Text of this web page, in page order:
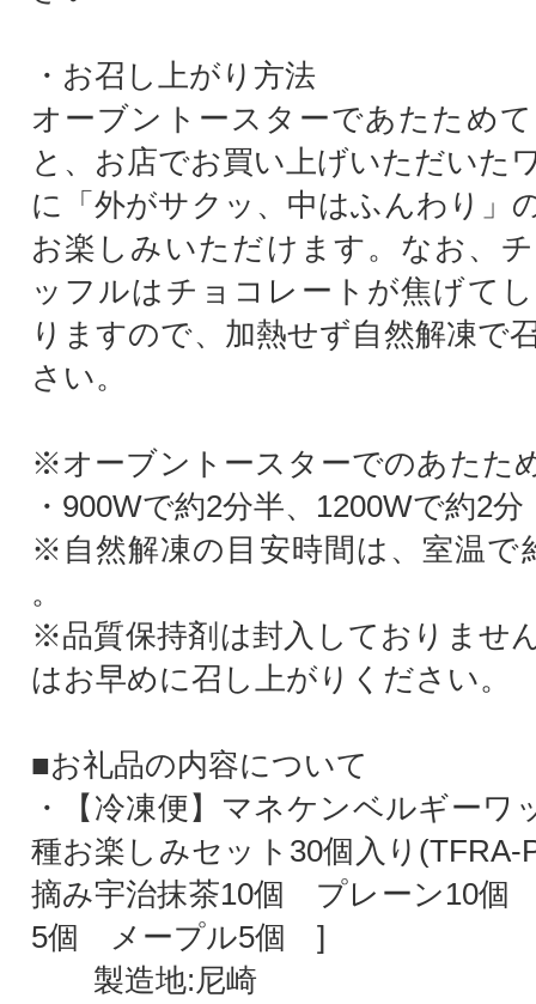
・お召し上がり方法
オーブントースターであたため
と、お店でお買い上げいただいた
に「外がサクッ、中はふんわり」
お楽しみいただけます。なお、
ッフルはチョコレートが焦げて
りますので、加熱せず自然解凍で
さい。
※オーブントースターでのあたた
・900Wで約2分半、1200Wで約2分
※自然解凍の目安時間は、室温で
。
※品質保持剤は封入しておりませ
はお早めに召し上がりください。
■お礼品の内容について
・【冷凍便】マネケンベルギーワ
種お楽しみセット30個入り(TFRA-
摘み宇治抹茶10個 プレーン10個
5個 メープル5個 ]
製造地:尼崎